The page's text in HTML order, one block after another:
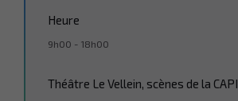
Heure
9h00 - 18h00
Théâtre Le Vellein, scènes de la CAPI